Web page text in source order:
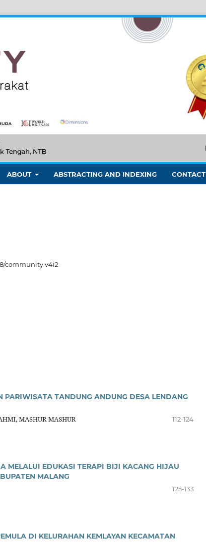
ABOUT ABSTRACTING AND INDEXING CONTACT
community.v4i2
TANDUNG ANDUNG DESA LENDANG
MASHUR MASHUR
112-124
MELALUI EDUKASI TERAPI BIJI KACANG HIJAU
MALANG
125-133
DI KELURAHAN KEMLAYAN KECAMATAN